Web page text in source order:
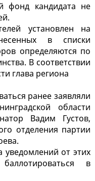
фонд кандидата не
установлен на
в списки
определяются по
В соответствии
глава региона
ранее заявляли
области
Вадим Густов,
отделения партии
уведомлений от этих
в